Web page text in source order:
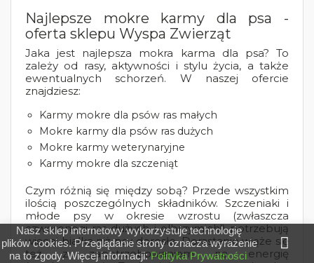
Najlepsze mokre karmy dla psa -
oferta sklepu Wyspa Zwierząt
Jaka jest najlepsza mokra karma dla psa? To
zależy od rasy, aktywności i stylu życia, a także
ewentualnych schorzeń. W naszej ofercie
znajdziesz:
Karmy mokre dla psów ras małych
Mokre karmy dla psów ras dużych
Mokre karmy weterynaryjne
Karmy mokre dla szczeniąt
Czym różnią się między sobą? Przede wszystkim
ilością poszczególnych składników. Szczeniaki i
młode psy w okresie wzrostu (zwłaszcza
czworonogi ras dużych i olbrzymich!) potrzebują
więcej białka niż psy dorosłe. Dorastanie wiąże się
też z zapotrzebowaniem na energię
Nasz sklep internetowy wykorzystuje technologię
plików cookies. Przeglądanie strony oznacza wyrażenie
na to zgody. Więcej informacji: Polityka Prywatności.